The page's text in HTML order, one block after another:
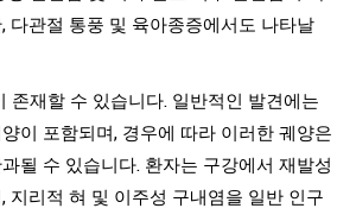
다관절 통풍 및 육아종증에서도 나타날
존재할 수 있습니다. 일반적인 발견에는
이 포함되며, 경우에 따라 이러한 궤양은
될 수 있습니다. 환자는 구강에서 재발성
지리적 혀 및 이주성 구내염을 일반 인구